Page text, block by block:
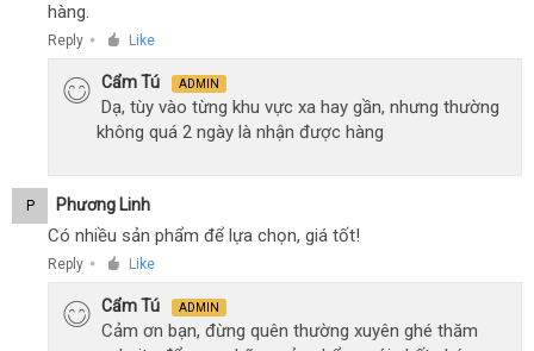
hàng.
Reply ● Like
Cẩm Tú ADMIN
Dạ, tùy vào từng khu vực xa hay gần, nhưng thường
không quá 2 ngày là nhận được hàng
P Phương Linh
Có nhiều sản phẩm để lựa chọn, giá tốt!
Reply ● Like
Cẩm Tú ADMIN
Cảm ơn bạn, đừng quên thường xuyên ghé thăm